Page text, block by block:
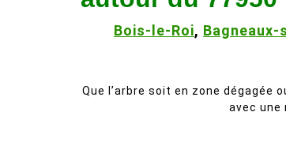
Bois-le-Roi, Bagneaux-
Que l’arbre soit en zone dégagée
avec une